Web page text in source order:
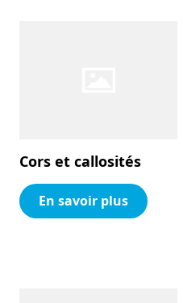
Cors et callosités
En savoir plus